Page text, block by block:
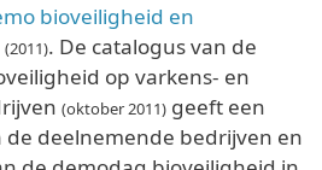
bioveiligheid en
(2011). De catalogus van de
op varkens- en
(oktober 2011) geeft een
de deelnemende bedrijven en